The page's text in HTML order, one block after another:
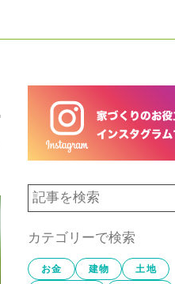
カテゴリーで検索
お金 建物
土地